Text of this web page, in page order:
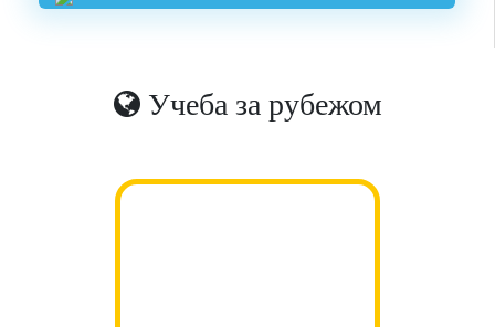
Учеба за рубежом